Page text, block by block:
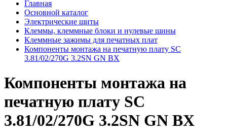
Главная
Основной каталог
Электрические щиты
Клеммы, клеммные блоки и нулевые шины
Клеммные зажимы для печатных плат
Компоненты монтажа на печатную плату SC
3.81/02/270G 3.2SN GN BX
Компоненты монтажа на
печатную плату SC
3.81/02/270G 3.2SN GN BX